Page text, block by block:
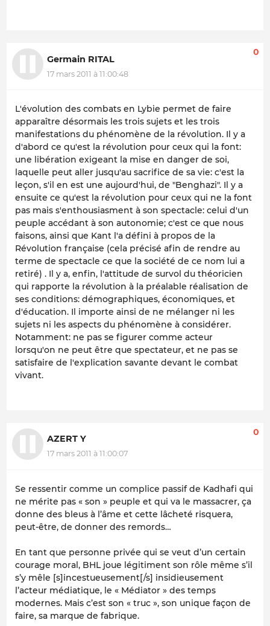
Germain RITAL
17 mars 2011 à 11:00:48
0
L'évolution des combats en Lybie permet de faire
apparaître désormais les trois sujets et les trois
manifestations du phénomène de la révolution. Il y a
d'abord ce qu'est la révolution pour ceux qui la font:
une libération exigeant la mise en danger de soi,
laquelle peut aller jusqu'au sacrifice de sa vie: c'est la
leçon, s'il en est une aujourd'hui, de "Benghazi". Il y a
ensuite ce qu'est la révolution pour ceux qui ne la font
pas mais s'enthousiasment à son spectacle: celui d'un
peuple accédant à son autonomie; c'est ce que nous
faisons, ainsi que Kant l'a défini à propos de la
Révolution française (cela précisé afin de rendre au
terme de spectacle ce que la société de ce nom lui a
retiré) . Il y a, enfin, l'attitude de survol du théoricien
qui rapporte la révolution à la préalable réalisation de
ses conditions: démographiques, économiques, et
d'éducation. Il importe ainsi de ne mélanger ni les
sujets ni les aspects du phénomène à considérer.
Notamment: ne pas se figurer comme acteur
lorsqu'on ne peut être que spectateur, et ne pas se
satisfaire de l'explication savante devant le combat
vivant.
AZERT Y
17 mars 2011 à 11:00:07
0
Se ressentir comme un complice passif de Kadhafi qui
ne mérite pas « son » peuple et qui va le massacrer, ça
donne des bleus à l’âme et cette lâcheté risquera,
peut-être, de donner des remords…
En tant que personne privée qui se veut d’un certain
courage moral, BHL joue légitiment son rôle même s’il
s’y mêle [s]incestueusement[/s] insidieusement
l’acteur médiatique, le « Médiator » des temps
modernes. Mais c’est son « truc », son unique façon de
faire, sa marque de fabrique.